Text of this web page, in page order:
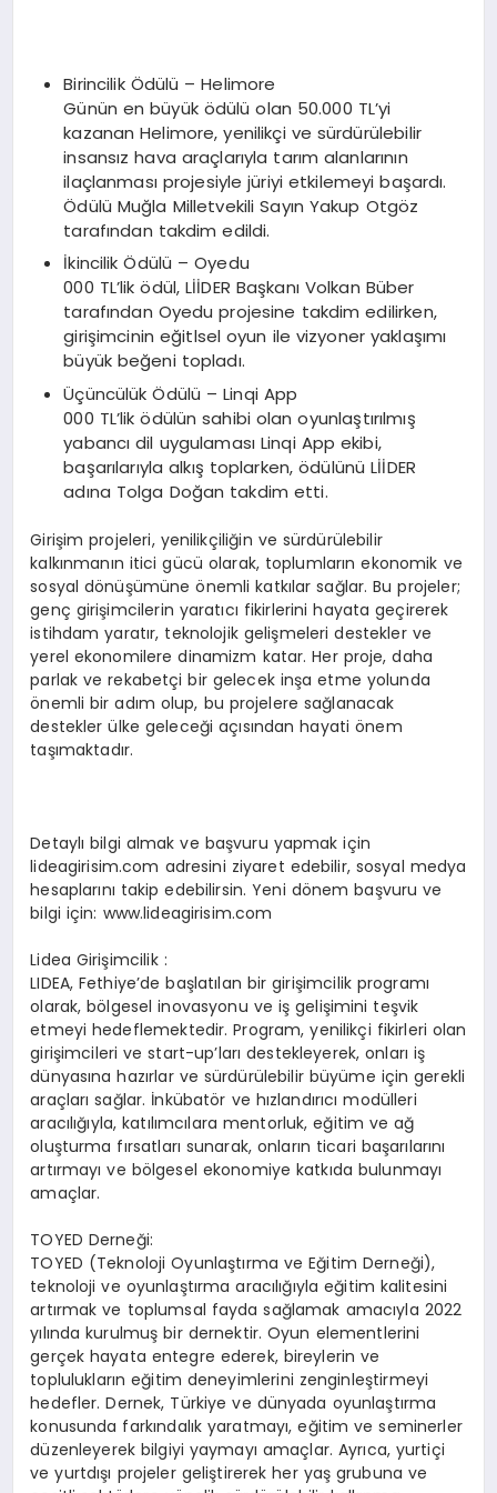
Birincilik Ödülü – Helimore
Günün en büyük ödülü olan 50.000 TL’yi
kazanan Helimore, yenilikçi ve sürdürülebilir
insansız hava araçlarıyla tarım alanlarının
ilaçlanması projesiyle jüriyi etkilemeyi başardı.
Ödülü Muğla Milletvekili Sayın Yakup Otgöz
tarafından takdim edildi.
İkincilik Ödülü – Oyedu
000 TL’lik ödül, LİİDER Başkanı Volkan Büber
tarafından Oyedu projesine takdim edilirken,
girişimcinin eğitlsel oyun ile vizyoner yaklaşımı
büyük beğeni topladı.
Üçüncülük Ödülü – Linqi App
000 TL’lik ödülün sahibi olan oyunlaştırılmış
yabancı dil uygulaması Linqi App ekibi,
başarılarıyla alkış toplarken, ödülünü LİİDER
adına Tolga Doğan takdim etti.
Girişim projeleri, yenilikçiliğin ve sürdürülebilir
kalkınmanın itici gücü olarak, toplumların ekonomik ve
sosyal dönüşümüne önemli katkılar sağlar. Bu projeler;
genç girişimcilerin yaratıcı fikirlerini hayata geçirerek
istihdam yaratır, teknolojik gelişmeleri destekler ve
yerel ekonomilere dinamizm katar. Her proje, daha
parlak ve rekabetçi bir gelecek inşa etme yolunda
önemli bir adım olup, bu projelere sağlanacak
destekler ülke geleceği açısından hayati önem
taşımaktadır.
Detaylı bilgi almak ve başvuru yapmak için
lideagirisim.com adresini ziyaret edebilir, sosyal medya
hesaplarını takip edebilirsin. Yeni dönem başvuru ve
bilgi için: www.lideagirisim.com
Lidea Girişimcilik :
LIDEA, Fethiye’de başlatılan bir girişimcilik programı
olarak, bölgesel inovasyonu ve iş gelişimini teşvik
etmeyi hedeflemektedir. Program, yenilikçi fikirleri olan
girişimcileri ve start-up’ları destekleyerek, onları iş
dünyasına hazırlar ve sürdürülebilir büyüme için gerekli
araçları sağlar. İnkübatör ve hızlandırıcı modülleri
aracılığıyla, katılımcılara mentorluk, eğitim ve ağ
oluşturma fırsatları sunarak, onların ticari başarılarını
artırmayı ve bölgesel ekonomiye katkıda bulunmayı
amaçlar.
TOYED Derneği:
TOYED (Teknoloji Oyunlaştırma ve Eğitim Derneği),
teknoloji ve oyunlaştırma aracılığıyla eğitim kalitesini
artırmak ve toplumsal fayda sağlamak amacıyla 2022
yılında kurulmuş bir dernektir. Oyun elementlerini
gerçek hayata entegre ederek, bireylerin ve
toplulukların eğitim deneyimlerini zenginleştirmeyi
hedefler. Dernek, Türkiye ve dünyada oyunlaştırma
konusunda farkındalık yaratmayı, eğitim ve seminerler
düzenleyerek bilgiyi yaymayı amaçlar. Ayrıca, yurtiçi
ve yurtdışı projeler geliştirerek her yaş grubuna ve